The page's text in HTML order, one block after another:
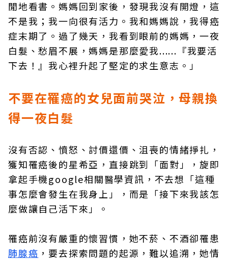
閒地看書。媽媽回到家後，發現我沒有開燈，這
不是我；我一向很有活力。我和媽媽說，我得癌
症末期了。過了幾天，我看到眼前的媽媽，一夜
白髮、愁眉不展，媽媽是那麼愛我......『我要活
下去！』我心裡升起了堅定的求生意志。」
不要在罹癌的女兒面前哭泣，母親換
得一夜白髮
沒有否認、憤怒、討價還價、沮喪的情緒掙扎，
獲知罹癌後的星希亞，直接跳到「面對」，旋即
拿起手機google相關醫學資訊，不去想「這種
事怎麼會發生在我身上」，而是「接下來我該怎
麼做讓自己活下來」。
罹癌前沒有嚴重的懷習慣，她不菸、不酒卻罹患
肺腺癌 ，要去探索問題的起源，難以追溯，她情